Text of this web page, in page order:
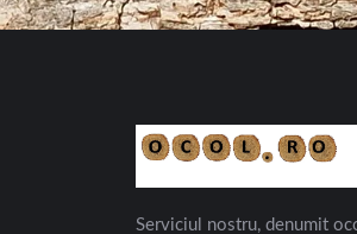
Serviciul nostru, denumit